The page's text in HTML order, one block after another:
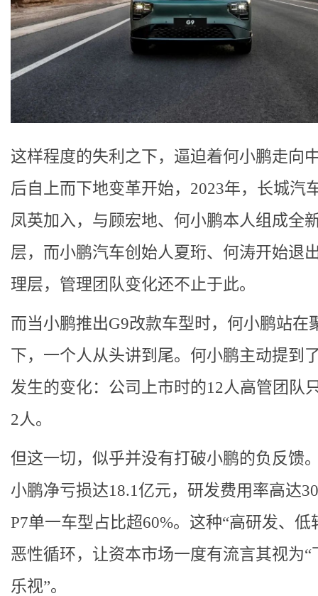
这样程度的失利之下，逼迫着何小鹏走向
后自上而下地变革开始，2023年，长城汽
凤英加入，与顾宏地、何小鹏本人组成全
层，而小鹏汽车创始人夏珩、何涛开始退
理层，管理团队变化还不止于此。
而当小鹏推出G9改款车型时，何小鹏站在
下，一个人从头讲到尾。何小鹏主动提到
发生的变化：公司上市时的12人高管团队
2人。
但这一切，似乎并没有打破小鹏的负反馈
小鹏净亏损达18.1亿元，研发费用率高达
P7单一车型占比超60%。这种“高研发、低
恶性循环，让资本市场一度有流言其视为“
乐视”。